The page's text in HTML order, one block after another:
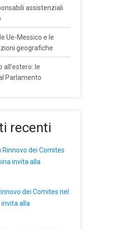
assistenziali
Ue-Messico e le
geografiche
all’estero: le
Parlamento
recenti
Rinnovo dei Comites
invita alla
dei Comites nel
invita alla